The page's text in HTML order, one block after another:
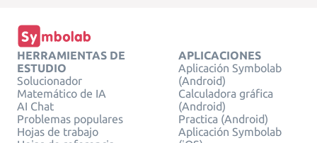
HERRAMIENTAS DE
ESTUDIO
Solucionador
Matemático de IA
AI Chat
Problemas populares
Hojas de trabajo
APLICACIONES
Aplicación Symbolab
(Android)
Calculadora gráfica
(Android)
Practica (Android)
Aplicación Symbolab